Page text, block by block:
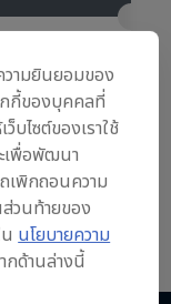
Goodwood House, Chichester, United Kingdom
วามยินยอมของ
กกี้ของบุคคลที่
บไซต์ของเราใช้
เพื่อพัฒนา
พิกถอนความ
วนท้ายของ
นนโยบายความ
กด้านล่างนี้